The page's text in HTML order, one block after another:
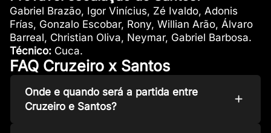
Gabriel Brazão, Igor Vinícius, Zé Ivaldo, Adonis
Frías, Gonzalo Escobar, Rony, Willian Arão, Álvaro
Barreal, Christian Oliva, Neymar, Gabriel Barbosa.
Técnico: Cuca.
FAQ Cruzeiro x Santos
Onde e quando será a partida entre
Cruzeiro e Santos?